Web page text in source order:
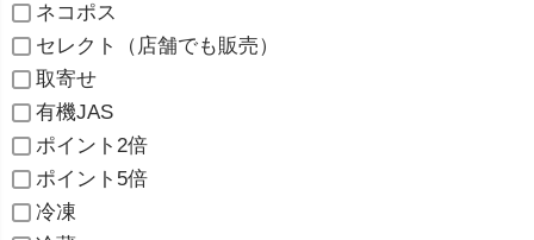
ネコポス
セレクト（店舗でも販売）
取寄せ
有機JAS
ポイント2倍
ポイント5倍
冷凍